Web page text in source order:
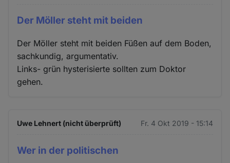
Der Möller steht mit beiden
Der Möller steht mit beiden Füßen auf dem Boden,
sachkundig, argumentativ.
Links- grün hysterisierte sollten zum Doktor
gehen.
Uwe Lehnert (nicht überprüft) Fr. 4 Okt 2019 - 15:14
Wer in der politischen